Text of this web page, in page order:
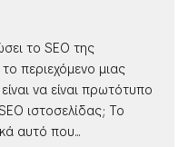
το SEO της
το περιεχόμενο μιας
να είναι πρωτότυπο
ιστοσελίδας; Το
αυτό που...